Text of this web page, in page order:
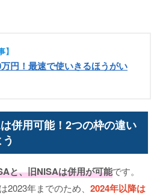
円！最速で使いきるほうがい
併用可能！2つの枠の違い
と、旧NISAは併用が可能です。
2023年までのため、 2024年以降は